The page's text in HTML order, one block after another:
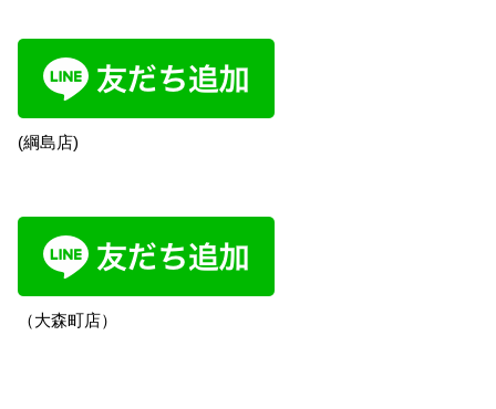
(綱島店)
（大森町店）